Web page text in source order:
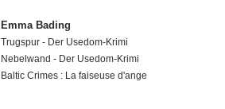
Emma Bading
Trugspur - Der Usedom-Krimi
Nebelwand - Der Usedom-Krimi
Baltic Crimes : La faiseuse d'ange